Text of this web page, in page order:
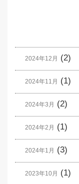
2024年12月 (2)
2024年11月 (1)
2024年3月 (2)
2024年2月 (1)
2024年1月 (3)
2023年10月 (1)